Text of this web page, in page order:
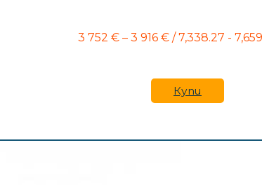
3 752 € – 3 916 €Price
752 €
through
3
/ 7,338.27 -
Купи